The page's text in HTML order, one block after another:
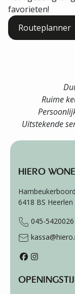
favorieten!
Routeplanner
Ruime
Uitstekende
HIERO
6418 BS Heerlen
045-5420026